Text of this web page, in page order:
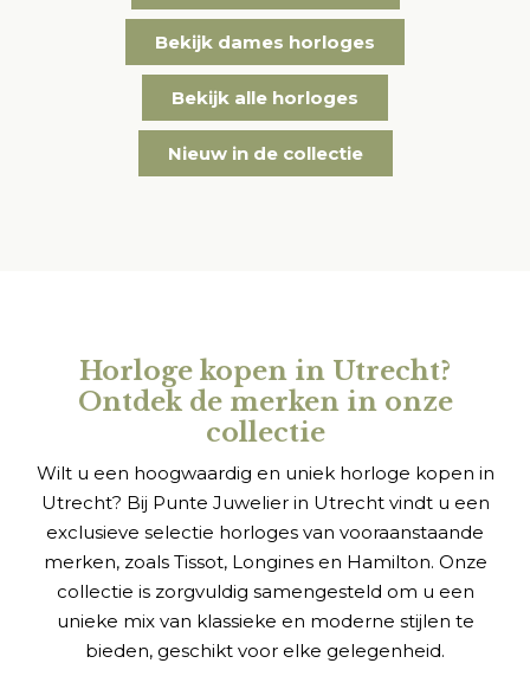
Bekijk dames horloges
Bekijk alle horloges
Nieuw in de collectie
Horloge kopen in Utrecht?
Ontdek de merken in onze
collectie
Wilt u een hoogwaardig en uniek horloge kopen in
Utrecht? Bij Punte Juwelier in Utrecht vindt u een
exclusieve selectie horloges van vooraanstaande
merken, zoals Tissot, Longines en Hamilton. Onze
collectie is zorgvuldig samengesteld om u een
unieke mix van klassieke en moderne stijlen te
bieden, geschikt voor elke gelegenheid.